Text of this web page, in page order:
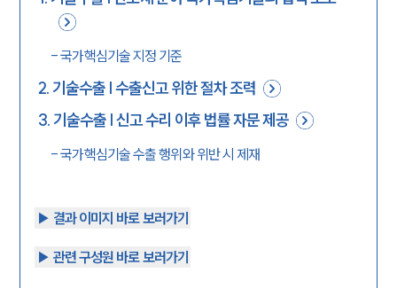
-국가핵심기술 지정 기준
2.기술수출 | 수출신고 위한 절차 조력
3.기술수출 | 신고 수리 이후 법률 자문 제공
-국가핵심기술 수출 행위와 위반 시 제재
▶︎ 결과 이미지 바로 보러가기
▶︎ 관련 구성원 바로 보러가기